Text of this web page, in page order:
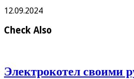
12.09.2024
Check Also
Электрокотел своими